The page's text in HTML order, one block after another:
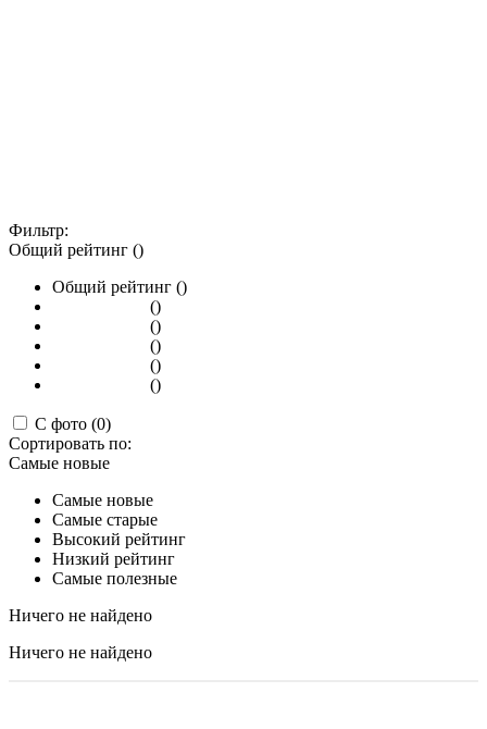
Фильтр:
Общий рейтинг ()
Общий рейтинг ()
()
()
()
()
()
С фото (0)
Сортировать по:
Самые новые
Самые новые
Самые старые
Высокий рейтинг
Низкий рейтинг
Самые полезные
Ничего не найдено
Ничего не найдено